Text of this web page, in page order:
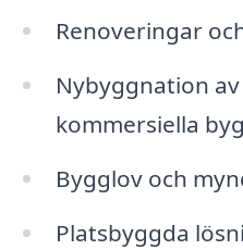
Renoveringar
Nybyggnation
kommersiella
Bygglov och
Platsbyggda